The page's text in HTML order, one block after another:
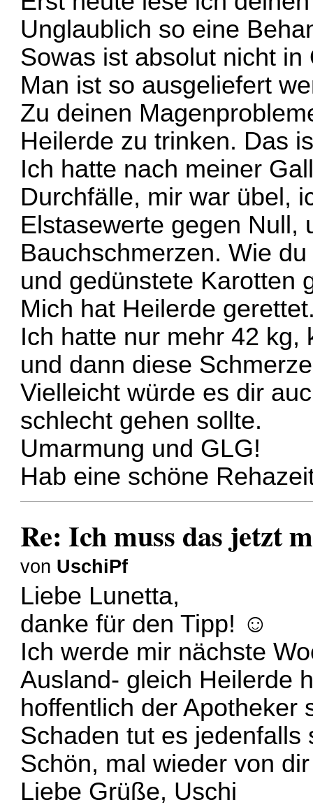
Unglaublich so eine
Sowas ist absolut nicht in
Man ist so ausgeliefert
Zu deinen
Heilerde zu trinken. Das
Ich hatte nach meiner
Durchfälle, mir war übel,
Elstasewerte gegen Null,
Bauchschmerzen. Wie
und gedünstete Karotten
Mich hat Heilerde
Ich hatte nur mehr 42 kg,
und dann diese
Vielleicht würde es dir
schlecht gehen sollte.
Umarmung und GLG!
Hab eine schöne
Re: Ich muss das jetzt
von UschiPf
Liebe Lunetta,
danke für den Tipp! ☺️
Ich werde mir nächste
Ausland- gleich Heilerde
hoffentlich der
Schaden tut es jedenfalls
Schön, mal wieder von
Liebe Grüße, Uschi